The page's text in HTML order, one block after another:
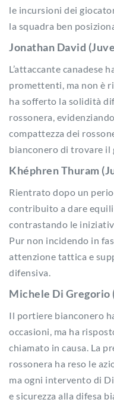
le incursioni dei
la squadra ben
Jonathan David
L’attaccante canadese
promettenti, ma non è
ha sofferto la solidità
rossonera,
compattezza dei
bianconero di trovare il
Khéphren Thuram
Rientrato dopo un
contribuito a dare
contrastando le
Pur non incidendo in
attenzione tattica e
difensiva.
Michele Di Gregorio
Il portiere bianconero
occasioni, ma ha
chiamato in causa. La
rossonera ha reso le
ma ogni intervento di
e sicurezza alla difesa